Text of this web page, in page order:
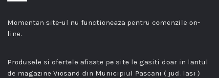
Momentan site-ul nu functioneaza pentru comenzile on-
line.
Produsele si ofertele afisate pe site le gasiti doar in lantul
de magazine Viosand din Municipiul Pascani ( jud. Iasi )